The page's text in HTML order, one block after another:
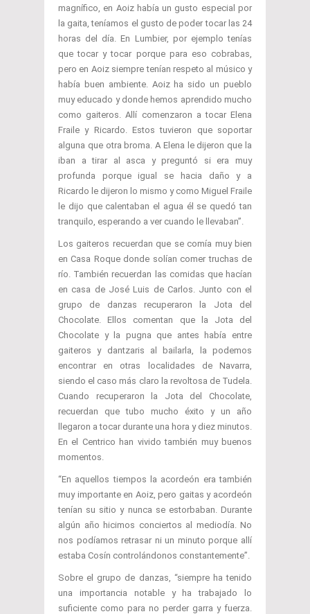
magnífico, en Aoiz había un gusto especial por
la gaita, teníamos el gusto de poder tocar las 24
horas del día. En Lumbier, por ejemplo tenías
que tocar y tocar porque para eso cobrabas,
pero en Aoiz siempre tenían respeto al músico y
había buen ambiente. Aoiz ha sido un pueblo
muy educado y donde hemos aprendido mucho
como gaiteros. Allí comenzaron a tocar Elena
Fraile y Ricardo. Estos tuvieron que soportar
alguna que otra broma. A Elena le dijeron que la
iban a tirar al asca y preguntó si era muy
profunda porque igual se hacia daño y a
Ricardo le dijeron lo mismo y como Miguel Fraile
le dijo que calentaban el agua él se quedó tan
tranquilo, esperando a ver cuando le llevaban”.
Los gaiteros recuerdan que se comía muy bien
en Casa Roque donde solían comer truchas de
río. También recuerdan las comidas que hacían
en casa de José Luis de Carlos. Junto con el
grupo de danzas recuperaron la Jota del
Chocolate. Ellos comentan que la Jota del
Chocolate y la pugna que antes había entre
gaiteros y dantzaris al bailarla, la podemos
encontrar en otras localidades de Navarra,
siendo el caso más claro la revoltosa de Tudela.
Cuando recuperaron la Jota del Chocolate,
recuerdan que tubo mucho éxito y un año
llegaron a tocar durante una hora y diez minutos.
En el Centrico han vivido también muy buenos
momentos.
“En aquellos tiempos la acordeón era también
muy importante en Aoiz, pero gaitas y acordeón
tenían su sitio y nunca se estorbaban. Durante
algún año hicimos conciertos al mediodía. No
nos podíamos retrasar ni un minuto porque allí
estaba Cosín controlándonos constantemente”.
Sobre el grupo de danzas, “siempre ha tenido
una importancia notable y ha trabajado lo
suficiente como para no perder garra y fuerza.